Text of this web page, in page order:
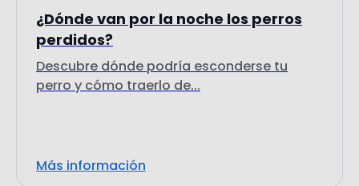
¿Dónde van por la noche los perros
perdidos?
Descubre dónde podría esconderse tu
perro y cómo traerlo de...
Más información